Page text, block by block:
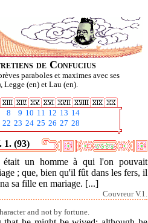
de Confucius
paraboles et maximes avec ses
Legge (en) et Lau (en).
8 9 10 11 12 13 14
22 23 24 25 26 27 28
1. (93)
un homme à qui l'on pouvait
; que, bien qu'il fût dans les fers, il
sa fille en mariage. [...]
Couvreur V.1.
and not by fortune.